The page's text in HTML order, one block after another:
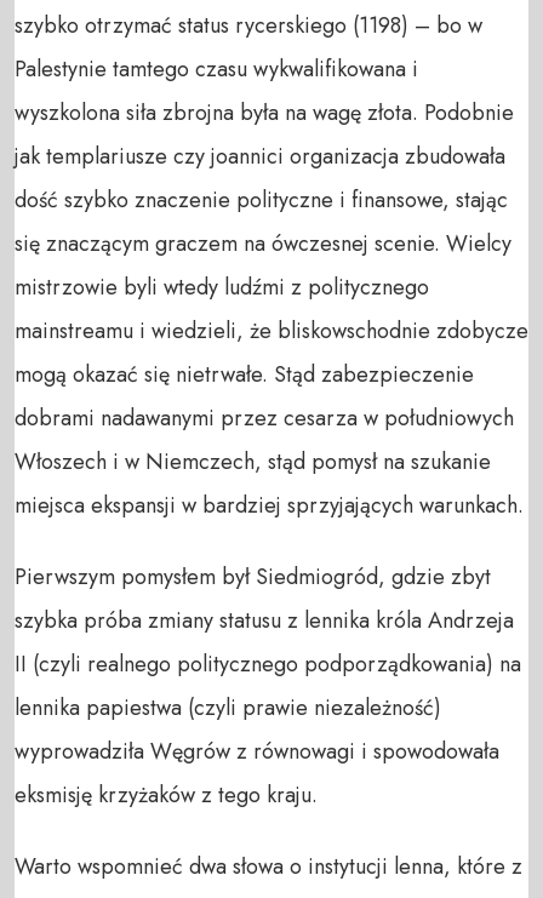
szybko otrzymać status rycerskiego (1198) – bo w
Palestynie tamtego czasu wykwalifikowana i
wyszkolona siła zbrojna była na wagę złota. Podobnie
jak templariusze czy joannici organizacja zbudowała
dość szybko znaczenie polityczne i finansowe, stając
się znaczącym graczem na ówczesnej scenie. Wielcy
mistrzowie byli wtedy ludźmi z politycznego
mainstreamu i wiedzieli, że bliskowschodnie zdobycze
mogą okazać się nietrwałe. Stąd zabezpieczenie
dobrami nadawanymi przez cesarza w południowych
Włoszech i w Niemczech, stąd pomysł na szukanie
miejsca ekspansji w bardziej sprzyjających warunkach.
Pierwszym pomysłem był Siedmiogród, gdzie zbyt
szybka próba zmiany statusu z lennika króla Andrzeja
II (czyli realnego politycznego podporządkowania) na
lennika papiestwa (czyli prawie niezależność)
wyprowadziła Węgrów z równowagi i spowodowała
eksmisję krzyżaków z tego kraju.
Warto wspomnieć dwa słowa o instytucji lenna, które z